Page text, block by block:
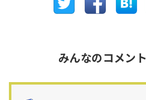
みんなのコメント